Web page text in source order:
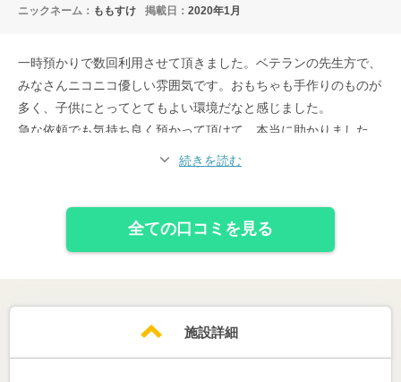
トレスがないからか、まだ一度も発熱や病気にならず過ごしてく
復職が急遽決まり慌ただしい中でしたが、良い保育園に出会えて
よかったと思っています。
ニックネーム： ももすけ 掲載日： 2020年1月
一時預かりで数回利用させて頂きました。ベテランの先生方で、
みなさんニコニコ優しい雰囲気です。おもちゃも手作りのものが
多く、子供にとってとてもよい環境だなと感じました。
急な依頼でも気持ち良く預かって頂けて、本当に助かりました。
また機会があればお願いするつもりです。
続きを読む
全ての口コミを見る
施設詳細